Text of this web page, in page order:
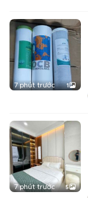
7 phút trước 1
7 phút trước 5